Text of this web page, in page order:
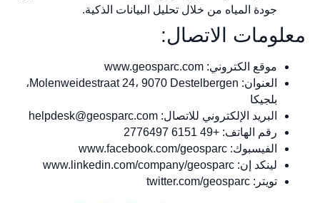
جودة المياه من خلال تحليل البيانات الذكية.
معلومات الاتصال:
موقع الكتروني: www.geosparc.com
العنوان: Molenweidestraat 24، 9070 Destelbergen،
بلجيكا
البريد الإلكتروني للاتصال: helpdesk@geosparc.com
رقم الهاتف: +49 6151 2776497
الفيسبوك: www.facebook.com/geosparc
لينكد إن: www.linkedin.com/company/geosparc
تويتر: twitter.com/geosparc